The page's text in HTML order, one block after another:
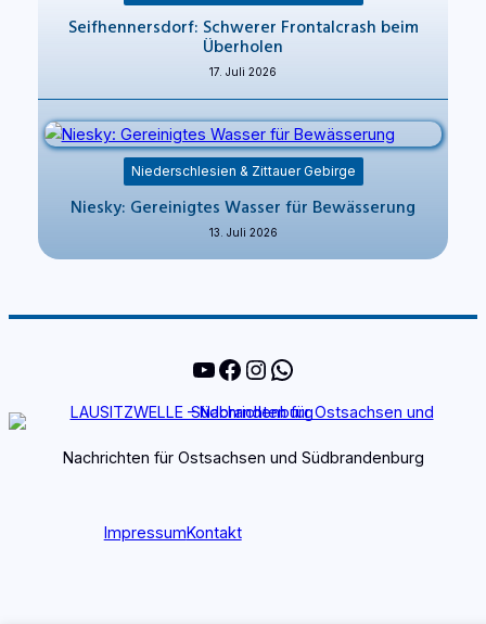
Seifhennersdorf: Schwerer Frontalcrash beim
Überholen
17. Juli 2026
Niederschlesien & Zittauer Gebirge
Niesky: Gereinigtes Wasser für Bewässerung
13. Juli 2026
YouTube
Facebook
Instagram
WhatsApp
Nachrichten für Ostsachsen und Südbrandenburg
ImpressumKontakt